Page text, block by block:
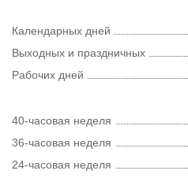
Календарных дней
Выходных и праздничных
Рабочих дней
40-часовая неделя
36-часовая неделя
24-часовая неделя